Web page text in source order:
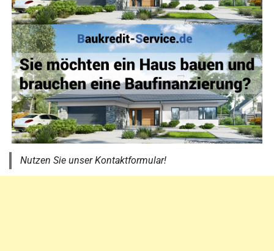
Nutzen Sie unser Kontaktformular!